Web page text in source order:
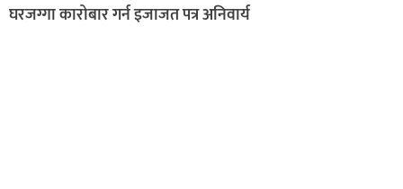
घरजग्गा कारोबार गर्न इजाजत पत्र अनिवार्य